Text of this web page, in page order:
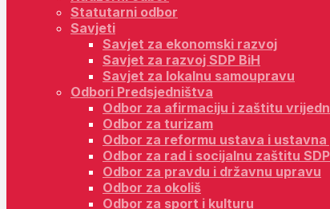
Statutarni odbor
Savjeti
Savjet za ekonomski razvoj
Savjet za razvoj SDP BiH
Savjet za lokalnu samoupravu
Odbori Predsjedništva
Odbor za afirmaciju i zaštitu
Odbor za turizam
Odbor za reformu ustava i ustavna
Odbor za rad i socijalnu zaštitu
Odbor za pravdu i državnu upravu
Odbor za okoliš
Odbor za sport i kulturu